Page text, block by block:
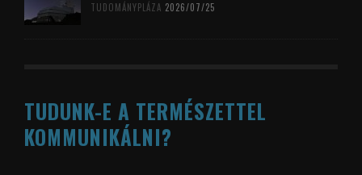
TUDOMÁNYPLÁZA 2026/07/25
TUDUNK-E A TERMÉSZETTEL
KOMMUNIKÁLNI?